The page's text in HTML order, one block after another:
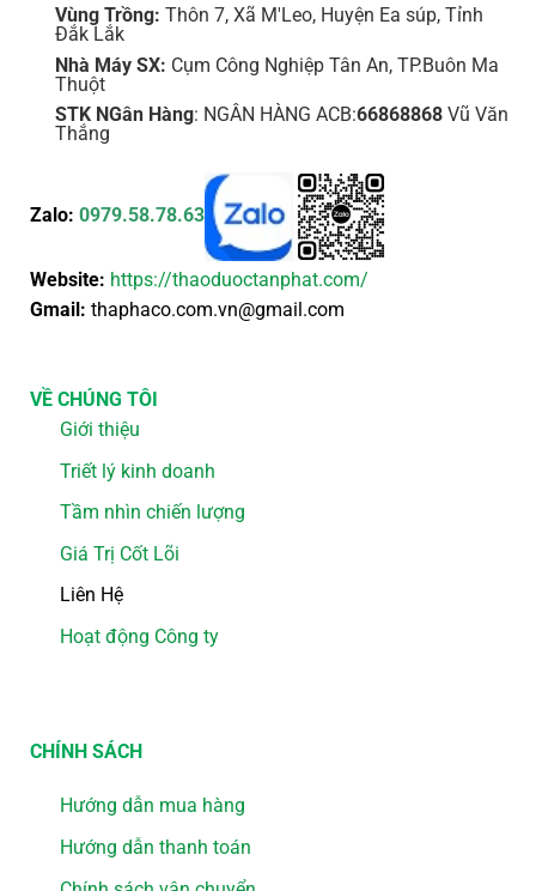
Vùng Trồng: Thôn 7, Xã M'Leo, Huyện Ea súp, Tỉnh
Đắk Lắk
Nhà Máy SX: Cụm Công Nghiệp Tân An, TP.Buôn Ma
Thuột
STK NGân Hàng: NGÂN HÀNG ACB:66868868Vũ Văn
Thắng
Zalo: 0979.58.78.63
Website: https://thaoduoctanphat.com/
Gmail: thaphaco.com.vn@gmail.com
VỀ CHÚNG TÔI
Giới thiệu
Triết lý kinh doanh
Tầm nhìn chiến lượng
Giá Trị Cốt Lõi
Liên Hệ
Hoạt động Công ty
CHÍNH SÁCH
Hướng dẫn mua hàng
Hướng dẫn thanh toán